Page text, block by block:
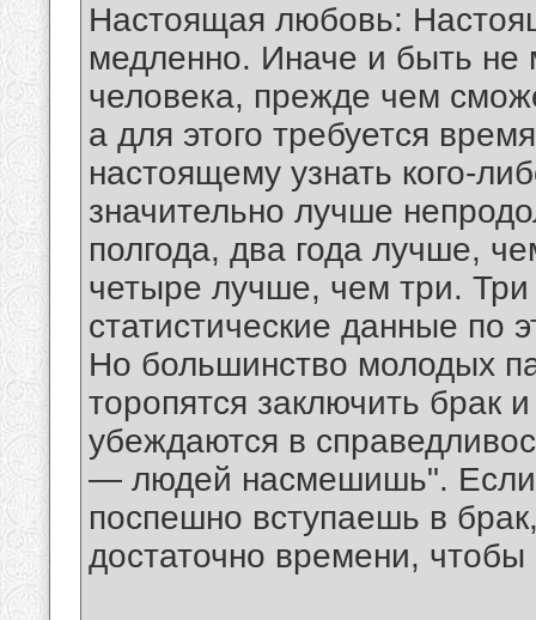
Настоящая любовь:
медленно. Иначе и быть не
человека, прежде чем
а для этого требуется
настоящему узнать кого-
значительно лучше
полгода, два года лучше,
четыре лучше, чем три.
статистические данные по
Но большинство молодых
торопятся заключить брак
убеждаются в
— людей насмешишь". Если
поспешно вступаешь в
достаточно времени,